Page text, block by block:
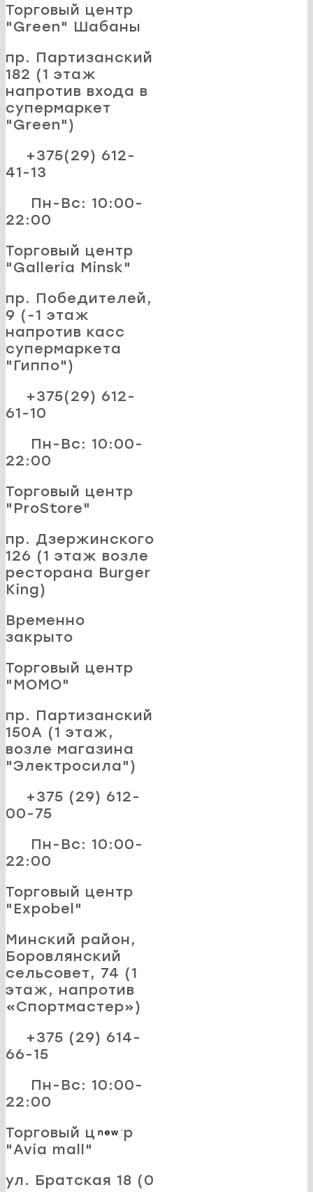
Торговый центр
"Green" Шабаны
пр. Партизанский
182 (1 этаж
напротив входа в
супермаркет
"Green")
+375(29) 612-
41-13
Пн-Вс: 10:00-
22:00
Торговый центр
"Galleria Minsk"
пр. Победителей,
9 (-1 этаж
напротив касс
супермаркета
"Гиппо")
+375(29) 612-
61-10
Пн-Вс: 10:00-
22:00
Торговый центр
"ProStore"
пр. Дзержинского
126 (1 этаж возле
ресторана Burger
King)
Временно
закрыто
Торговый центр
"MOMO"
пр. Партизанский
150А (1 этаж,
возле магазина
"Электросила")
+375 (29) 612-
00-75
Пн-Вс: 10:00-
22:00
Торговый центр
"Expobel"
Минский район,
Боровлянский
сельсовет, 74 (1
этаж, напротив
«Спортмастер»)
+375 (29) 614-
66-15
Пн-Вс: 10:00-
22:00
new
Торговый центр
"Avia mall"
ул. Братская 18 (0